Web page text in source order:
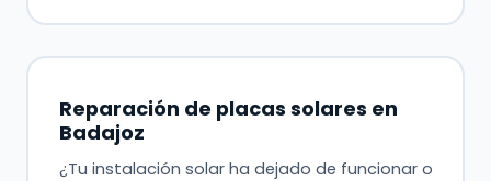
Reparación de placas solares en
Badajoz
¿Tu instalación solar ha dejado de funcionar o